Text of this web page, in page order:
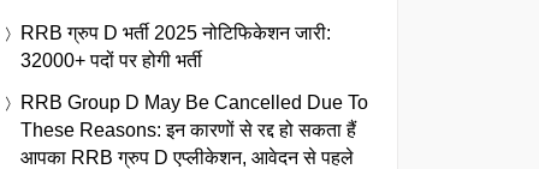
RRB ग्रुप D भर्ती 2025 नोटिफिकेशन जारी:
32000+ पदों पर होगी भर्ती
RRB Group D May Be Cancelled Due To
These Reasons: इन कारणों से रद्द हो सकता हैं
आपका RRB ग्रुप D एप्लीकेशन, आवेदन से पहले